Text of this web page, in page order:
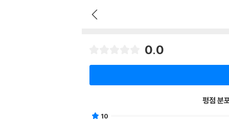
0.0
평점 분
10